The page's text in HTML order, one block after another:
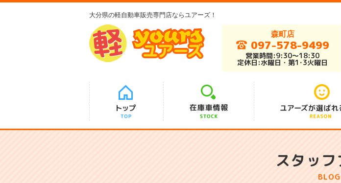
大分県の軽自動車販売専門店ならユアーズ！
森町店
097-578-9499
営業時間:9:30～18:30
定休日:水曜日・第1･3火曜日
安さの秘密
総在庫車300台
アフターサポー
スタッ
BLOG